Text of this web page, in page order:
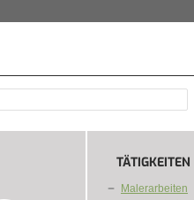
TÄTIGKEITEN
Malerarbeiten